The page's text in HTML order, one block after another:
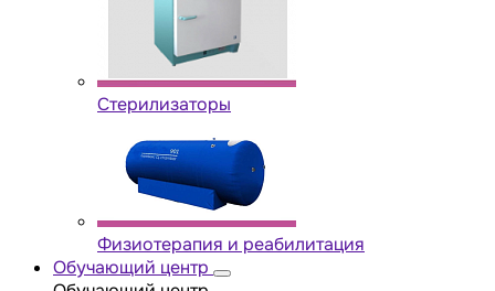
Стерилизаторы
Физиотерапия и реабилитация
Обучающий центр